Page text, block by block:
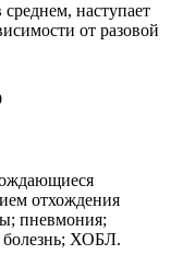
наступает
от разовой
отхождения
пневмония;
болезнь; ХОБЛ.